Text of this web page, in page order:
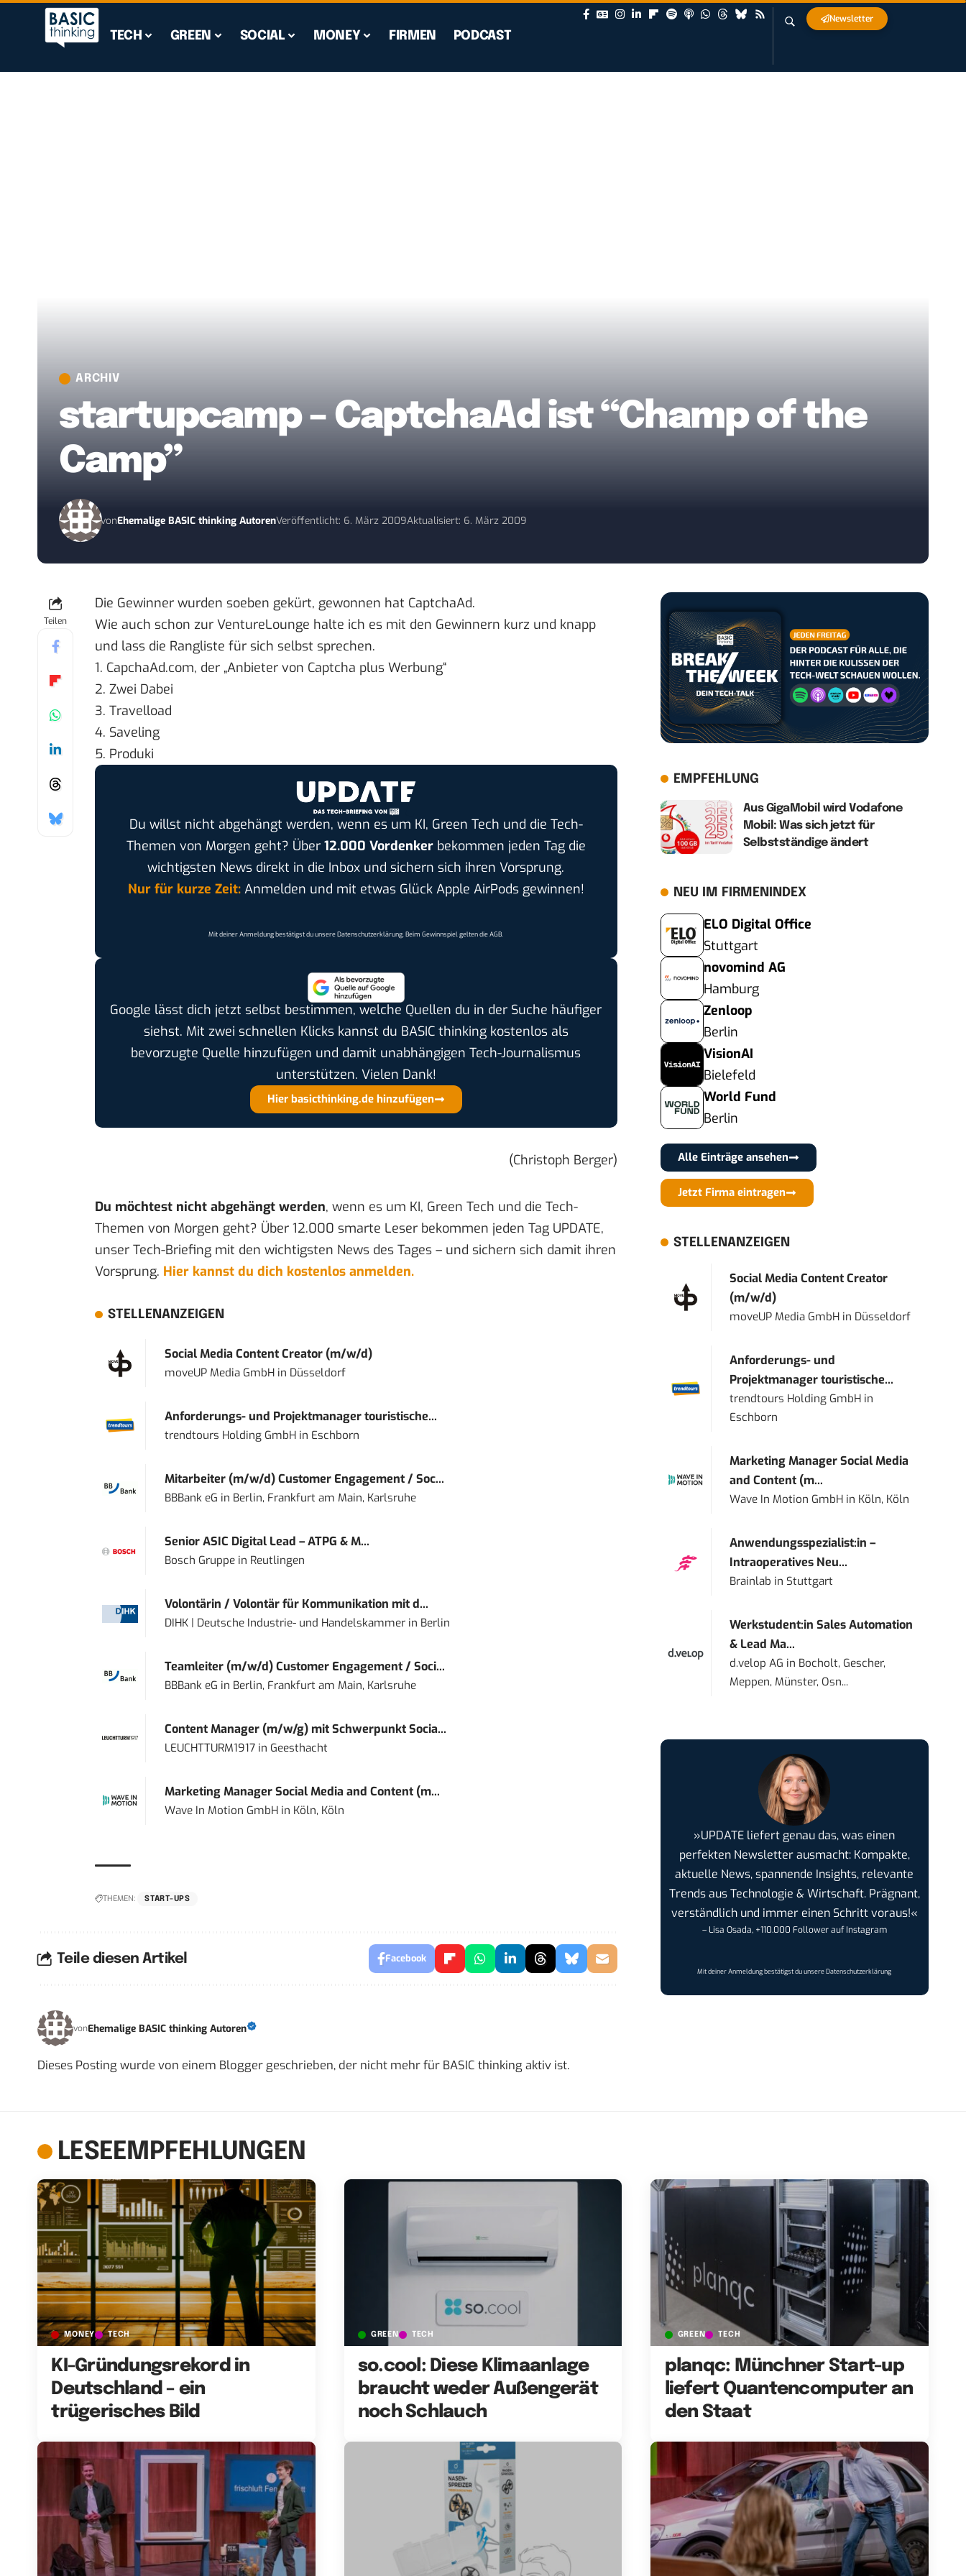
TECH GREEN SOCIAL MONEY FIRMEN PODCAST
Newsletter
ARCHIV
startupcamp – CaptchaAd ist “Champ of the
Camp”
vonEhemalige BASIC thinking AutorenVeröffentlicht: 6. März 2009Aktualisiert: 6. März 2009
Teilen
Die Gewinner wurden soeben gekürt, gewonnen hat CaptchaAd.
Wie auch schon zur VentureLounge halte ich es mit den Gewinnern kurz und knapp
und lass die Rangliste für sich selbst sprechen.
1. CapchaAd.com, der „Anbieter von Captcha plus Werbung“
2. Zwei Dabei
3. Travelload
4. Saveling
5. Produki
Du willst nicht abgehängt werden, wenn es um KI, Green Tech und die Tech-
Themen von Morgen geht? Über 12.000 Vordenkerbekommen jeden Tag die
wichtigsten News direkt in die Inbox und sichern sich ihren Vorsprung.
Nur für kurze Zeit:Anmelden und mit etwas Glück Apple AirPods gewinnen!
Mit deiner Anmeldung bestätigst du unsereDatenschutzerklärung. Beim Gewinnspiel gelten dieAGB.
Google lässt dich jetzt selbst bestimmen, welche Quellen du in der Suche häufiger
siehst. Mit zwei schnellen Klicks kannst du BASIC thinking kostenlos als
bevorzugte Quelle hinzufügen und damit unabhängigen Tech-Journalismus
unterstützen. Vielen Dank!
Hier basicthinking.de hinzufügen
(Christoph Berger)
Du möchtest nicht abgehängt werden, wenn es um KI, Green Tech und die Tech-
Themen von Morgen geht? Über 12.000 smarte Leser bekommen jeden Tag UPDATE,
unser Tech-Briefing mit den wichtigsten News des Tages – und sichern sich damit ihren
Vorsprung. Hier kannst du dich kostenlos anmelden.
STELLENANZEIGEN
Social Media Content Creator (m/w/d)
moveUP Media GmbHin Düsseldorf
Anforderungs- und Projektmanager touristische...
trendtours Holding GmbHin Eschborn
Mitarbeiter (m/w/d) Customer Engagement / Soc...
BBBank eG in Berlin, Frankfurt am Main, Karlsruhe
Senior ASIC Digital Lead – ATPG & M...
Bosch Gruppein Reutlingen
Volontärin / Volontär für Kommunikation mit d...
DIHK | Deutsche Industrie- und Handelskammerin Berlin
Teamleiter (m/w/d) Customer Engagement / Soci...
BBBank eG in Berlin, Frankfurt am Main, Karlsruhe
Content Manager (m/w/g) mit Schwerpunkt Socia...
LEUCHTTURM1917in Geesthacht
Marketing Manager Social Media and Content (m...
Wave In Motion GmbHin Köln, Köln
THEMEN: START-UPS
Teile diesen Artikel Facebook
vonEhemalige BASIC thinking Autoren
Dieses Posting wurde von einem Blogger geschrieben, der nicht mehr für BASIC thinking aktiv ist.
EMPFEHLUNG
Aus GigaMobil wird Vodafone
Mobil: Was sich jetzt für
Selbstständige ändert
NEU IM FIRMENINDEX
ELO Digital Office
Stuttgart
novomind AG
Hamburg
Zenloop
Berlin
VisionAI
Bielefeld
World Fund
Berlin
Alle Einträge ansehen
Jetzt Firma eintragen
STELLENANZEIGEN
Social Media Content Creator
(m/w/d)
moveUP Media GmbH in Düsseldorf
Anforderungs- und
Projektmanager touristische...
trendtours Holding GmbH in
Eschborn
Marketing Manager Social Media
and Content (m...
Wave In Motion GmbH in Köln, Köln
Anwendungsspezialist:in –
Intraoperatives Neu...
Brainlab in Stuttgart
Werkstudent:in Sales Automation
& Lead Ma...
d.velop AG in Bocholt, Gescher,
Meppen, Münster, Osn...
»UPDATE liefert genau das, was einen
perfekten Newsletter ausmacht: Kompakte,
aktuelle News, spannende Insights, relevante
Trends aus Technologie & Wirtschaft. Prägnant,
verständlich und immer einen Schritt voraus!«
– Lisa Osada, +110.000 Follower auf Instagram
Mit deiner Anmeldung bestätigst du unsereDatenschutzerklärung
LESEEMPFEHLUNGEN
MONEY TECH
KI-Gründungsrekord in
Deutschland – ein
trügerisches Bild
GREEN TECH
so.cool: Diese Klimaanlage
braucht weder Außengerät
noch Schlauch
GREEN TECH
planqc: Münchner Start-up
liefert Quantencomputer an
den Staat